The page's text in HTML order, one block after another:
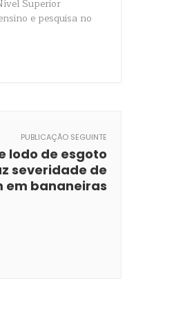
Superior
e pesquisa no
PUBLICAÇÃO SEGUINTE
lodo de esgoto
severidade de
em bananeiras